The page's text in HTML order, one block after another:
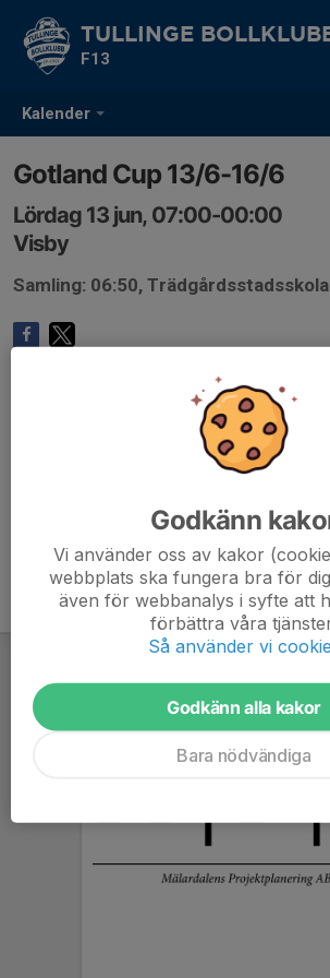
Kalender
TULLINGE
F13
Gotland Cup 13/6-16/6
Lördag 13 jun, 07:00-00:00
Visby
Samling: 06:50,
Godkänn
Vi använder oss av kakor
webbplats ska fungera bra för
även för webbanalys i syfte att
förbättra våra
Så använder vi
Godkänn alla kakor
Bara nödvändiga